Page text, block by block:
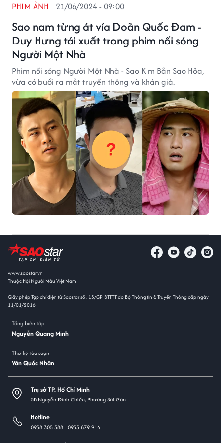
Sao nam từng át vía Doãn Quốc Đam -
Duy Hưng tái xuất trong phim nối sóng
Người Một Nhà
PHIM ẢNH 21/06/2024 - 09:00
Phim nối sóng Người Một Nhà - Sao Kim Bắn Sao Hỏa,
vừa có buổi ra mắt truyền thông và khán giả.
www.saostar.vn
Thuộc Hội Người Mẫu Việt Nam
Giấy phép Tạp chí điện tử Saostar số: 13/GP-BTTTT do Bộ Thông tin & Truyền Thông cấp ngày
11/01/2016
Tổng biên tập
Nguyễn Quang Minh
Thư ký tòa soạn
Văn Quốc Nhân
Trụ sở TP. Hồ Chí Minh
5B Nguyễn Đình Chiểu, Phường Sài Gòn
Hotline
0938 305 588 -0933 879 914